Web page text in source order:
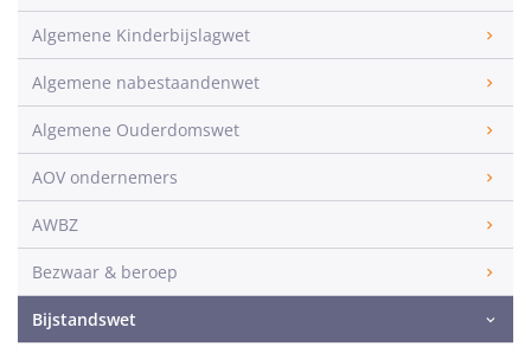
Algemene Kinderbijslagwet
Algemene nabestaandenwet
Algemene Ouderdomswet
AOV ondernemers
AWBZ
Bezwaar & beroep
Bijstandswet